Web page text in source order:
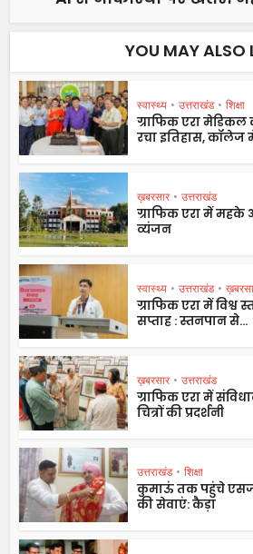
YOU MAY ALSO
स्वास्थ्य • उत्तराखंड • शिक्षा
ग्राफिक एरा
रचा इतिहास, कॉलेज
ख़बरसार • उत्तराखंड
ग्राफिक एरा में
व्यंजन
स्वास्थ्य • उत्तराखंड •
ग्राफिक एरा में विश्व
सप्ताह : स्तनपान से...
ख़बरसार • उत्तराखंड
ग्राफिक एरा में
चित्रों की प्रदर्शनी
उत्तराखंड • शिक्षा
कुमाऊं तक पहुंचे
की सेवाएं: कैड़ा